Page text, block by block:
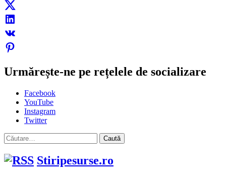
Urmărește-ne pe rețelele de socializare
Facebook
YouTube
Instagram
Twitter
Caută
după:
Stiripesurse.ro